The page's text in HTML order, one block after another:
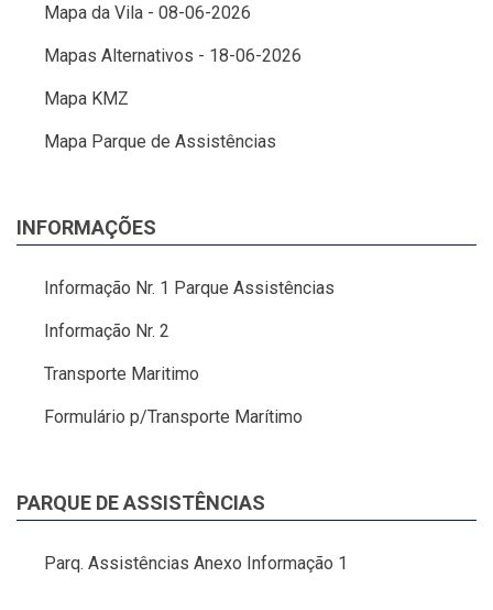
Mapa da Vila - 08-06-2026
Mapas Alternativos - 18-06-2026
Mapa KMZ
Mapa Parque de Assistências
INFORMAÇÕES
Informação Nr. 1 Parque Assistências
Informação Nr. 2
Transporte Maritimo
Formulário p/Transporte Marítimo
PARQUE DE ASSISTÊNCIAS
Parq. Assistências Anexo Informação 1